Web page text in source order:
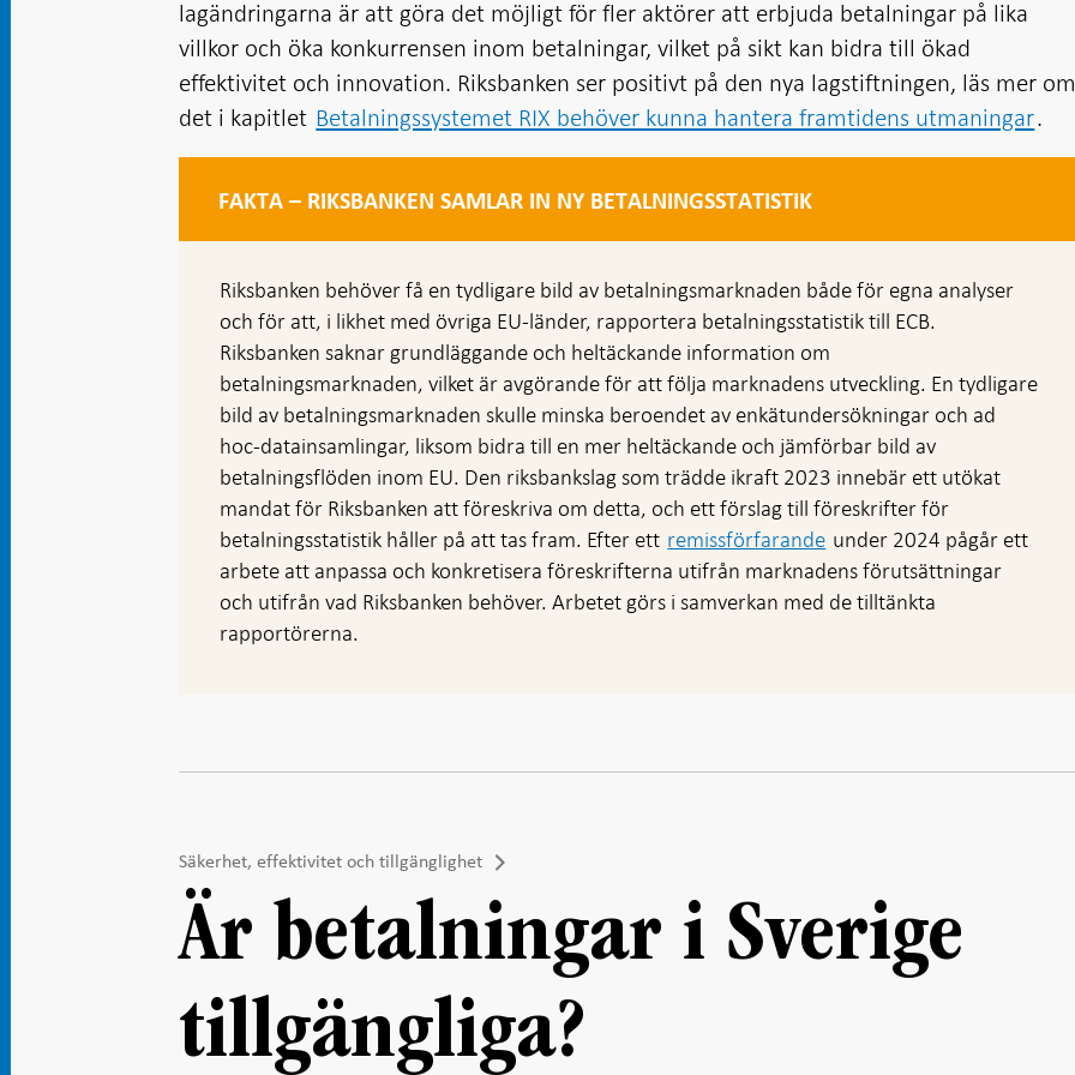
lagändringarna är att göra det möjligt för fler aktörer att erbjuda betalningar på lika
villkor och öka konkurrensen inom betalningar, vilket på sikt kan bidra till ökad
effektivitet och innovation. Riksbanken ser positivt på den nya lagstiftningen, läs mer
det i kapitlet Betalningssystemet RIX behöver kunna hantera framtidens utmaningar.
FAKTA – RIKSBANKEN SAMLAR IN NY BETALNINGSSTATISTIK
Riksbanken behöver få en tydligare bild av betalningsmarknaden både för egna analyser
och för att, i likhet med övriga EU-länder, rapportera betalningsstatistik till ECB.
Riksbanken saknar grundläggande och heltäckande information om
betalningsmarknaden, vilket är avgörande för att följa marknadens utveckling. En tydligare
bild av betalningsmarknaden skulle minska beroendet av enkätundersökningar och ad
hoc-datainsamlingar, liksom bidra till en mer heltäckande och jämförbar bild av
betalningsflöden inom EU. Den riksbankslag som trädde ikraft 2023 innebär ett utökat
mandat för Riksbanken att föreskriva om detta, och ett förslag till föreskrifter för
betalningsstatistik håller på att tas fram. Efter ett remissförfarande under 2024 pågår ett
arbete att anpassa och konkretisera föreskrifterna utifrån marknadens förutsättningar
och utifrån vad Riksbanken behöver. Arbetet görs i samverkan med de tilltänkta
rapportörerna.
Säkerhet, effektivitet och tillgänglighet
Är betalningar i Sverige
tillgängliga?